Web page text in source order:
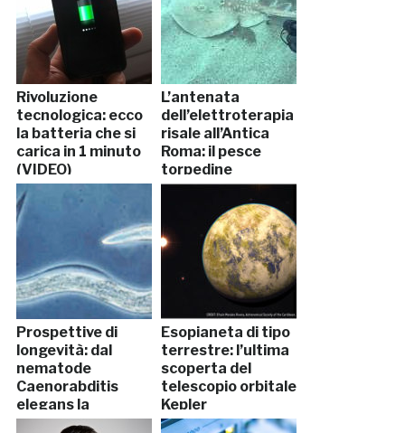
Rivoluzione
tecnologica: ecco
la batteria che si
carica in 1 minuto
(VIDEO)
L’antenata
dell’elettroterapia
risale all’Antica
Roma: il pesce
torpedine
Prospettive di
longevità: dal
nematode
Caenorabditis
elegans la
risposta?
Esopianeta di tipo
terrestre: l’ultima
scoperta del
telescopio orbitale
Kepler